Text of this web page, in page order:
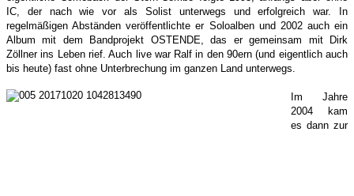
IC, der nach wie vor als Solist unterwegs und erfolgreich war. In
regelmäßigen Abständen veröffentlichte er Soloalben und 2002 auch ein
Album mit dem Bandprojekt OSTENDE, das er gemeinsam mit Dirk
Zöllner ins Leben rief. Auch live war Ralf in den 90ern (und eigentlich auch
bis heute) fast ohne Unterbrechung im ganzen Land unterwegs.
Im Jahre
2004 kam
es dann zur